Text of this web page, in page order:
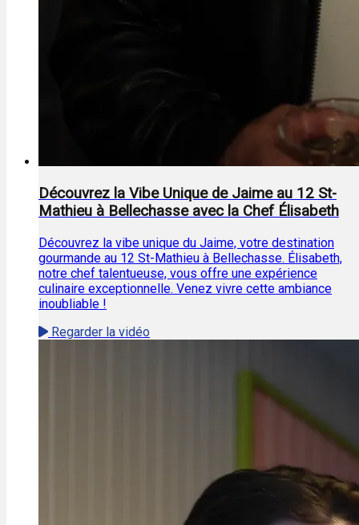
Découvrez la Vibe Unique de Jaime au 12 St-
Mathieu à Bellechasse avec la Chef Élisabeth
Découvrez la vibe unique du Jaime, votre destination
gourmande au 12 St-Mathieu à Bellechasse. Élisabeth,
notre chef talentueuse, vous offre une expérience
culinaire exceptionnelle. Venez vivre cette ambiance
inoubliable !
Regarder la vidéo